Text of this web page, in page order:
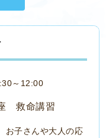
～12:00
救命講習
お子さんや大人の応